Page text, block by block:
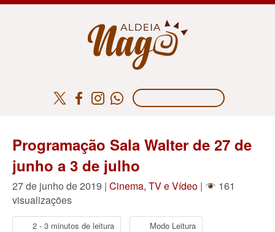
Programação Sala Walter de 27 de
junho a 3 de julho
27 de junho de 2019 | Cinema, TV e Vídeo |
161
visualizações
2 - 3 minutos de leitura Modo Leitura